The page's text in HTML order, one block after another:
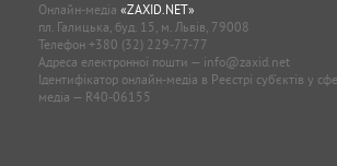
Онлайн-медіа «ZAXID.NET»
пл. Галицька, буд. 15, м. Львів, 79008
Телефон +380 (32) 229-77-77
Адреса електронної пошти — info@zaxid.net
Ідентифікатор онлайн-медіа в Реєстрі суб'єктів у
медіа — R40-06155